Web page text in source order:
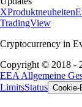
XProduktneuheiten
TradingView
Cryptocurrency in
Copyright © 2018 -
EEA Allgemeine
LimitsStatus Cookie-